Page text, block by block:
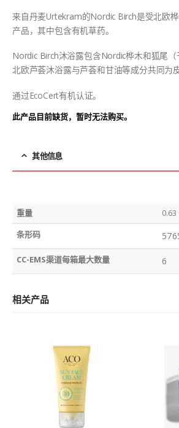
来自丹麦Urtekram的Nordic Birch是受北欧
产品，其中包含有机草药。
Nordic Birch沐浴露包含Nordic桦木和狐尾（
北欧芦荟沐浴露与芦荟和甘油等成分共同为
通过EcoCert有机认证。
此产品目前缺货，暂时无法购买。
其他信息
重量
0.63
条形码
CC-EMS渠道每箱最大数量 6
相关产品